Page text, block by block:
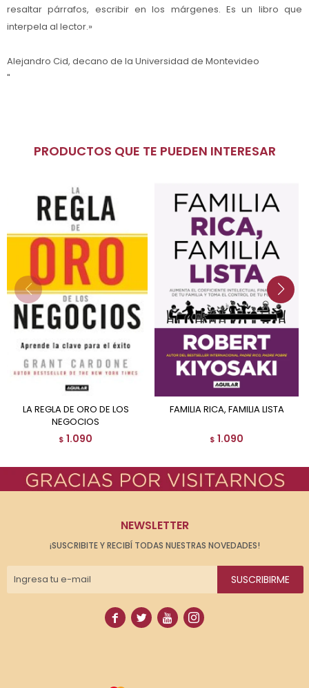
resaltar párrafos, escribir en los márgenes. Es un libro que
interpela al lector.»
Alejandro Cid, decano de la Universidad de Montevideo
"
PRODUCTOS QUE TE PUEDEN INTERESAR
LA REGLA DE ORO DE LOS
NEGOCIOS
$ 1.090
FAMILIA RICA, FAMILIA LISTA
$ 1.090
NEWSLETTER
¡SUSCRIBITE Y RECIBÍ TODAS NUESTRAS NOVEDADES!
SUSCRIBIRME
   